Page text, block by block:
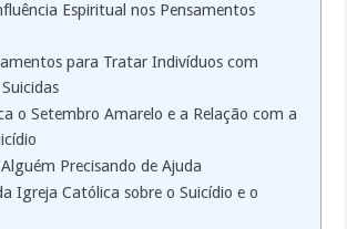
Espiritual nos Pensamentos
para Tratar Indivíduos com
o Setembro Amarelo e a Relação com a
Precisando de Ajuda
Igreja Católica sobre o Suicídio e o